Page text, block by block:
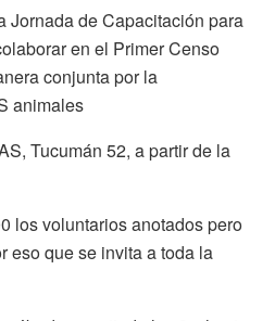
Jornada de Capacitación para
en el Primer Censo
conjunta por la
animales
Tucumán 52, a partir de la
los voluntarios anotados pero
eso que se invita a toda la